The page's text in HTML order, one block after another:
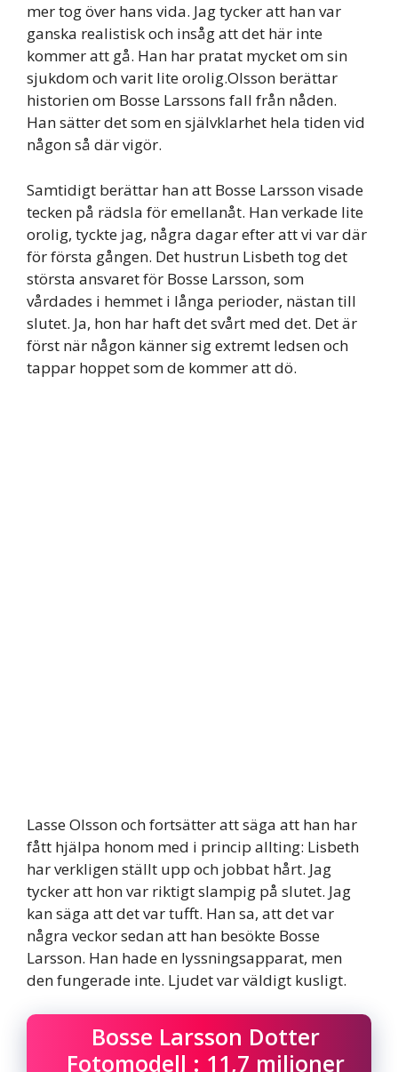
mer tog över hans vida. Jag tycker att han var
ganska realistisk och insåg att det här inte
kommer att gå. Han har pratat mycket om sin
sjukdom och varit lite orolig.Olsson berättar
historien om Bosse Larssons fall från nåden.
Han sätter det som en självklarhet hela tiden vid
någon så där vigör.
Samtidigt berättar han att Bosse Larsson visade
tecken på rädsla för emellanåt. Han verkade lite
orolig, tyckte jag, några dagar efter att vi var där
för första gången. Det hustrun Lisbeth tog det
största ansvaret för Bosse Larsson, som
vårdades i hemmet i långa perioder, nästan till
slutet. Ja, hon har haft det svårt med det. Det är
först när någon känner sig extremt ledsen och
tappar hoppet som de kommer att dö.
Lasse Olsson och fortsätter att säga att han har
fått hjälpa honom med i princip allting: Lisbeth
har verkligen ställt upp och jobbat hårt. Jag
tycker att hon var riktigt slampig på slutet. Jag
kan säga att det var tufft. Han sa, att det var
några veckor sedan att han besökte Bosse
Larsson. Han hade en lyssningsapparat, men
den fungerade inte. Ljudet var väldigt kusligt.
Bosse Larsson Dotter
Fotomodell : 11,7 miljoner